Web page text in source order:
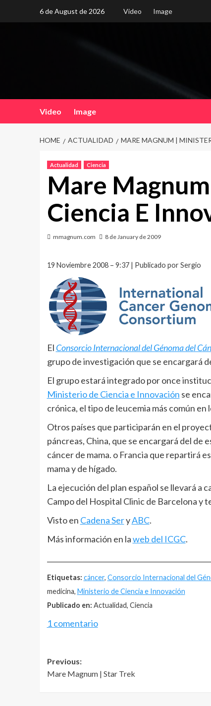
6 de August de 2026 Video Image
Video Image
HOME ACTUALIDAD MARE MAGNUM |
Actualidad Ciencia
Mare
Ciencia E
mmagnum.com 8 de January de 2009
19 Noviembre 2008 – 9:37 | Publicado por Sergio
El Consorcio Internacional del Génoma del
grupo de investigación que se encargará
El grupo estará integrado por once
Ministerio de Ciencia e Innovación se
crónica, el tipo de leucemia más común en
Otros países que participarán en el
páncreas, China, que se encargará del
cáncer de mama. o Francia que repartirá
mama y de hígado.
La ejecución del plan español se llevará a
Campo del Hospital Clinic de Barcelona y
Visto en Cadena SeryABC.
Más información en laweb del ICGC.
Etiquetas: cáncer, Consorcio Internacional del
medicina, Ministerio de Ciencia e Innovación
Publicado en: Actualidad, Ciencia
1 comentario
Post
navigation
Previous:
Mare Magnum | Star Trek